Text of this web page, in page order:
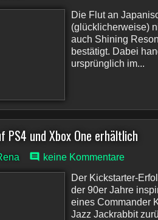
Die Flut an
(glücklicherweise)
auch Shining
bestätigt. Dabei
ursprünglich im...
PS4 und Xbox One erhältlich
keine Kommentare
Der Kickstarter-
der 90er Jahre
eines Commander
Jazz Jackrabbit